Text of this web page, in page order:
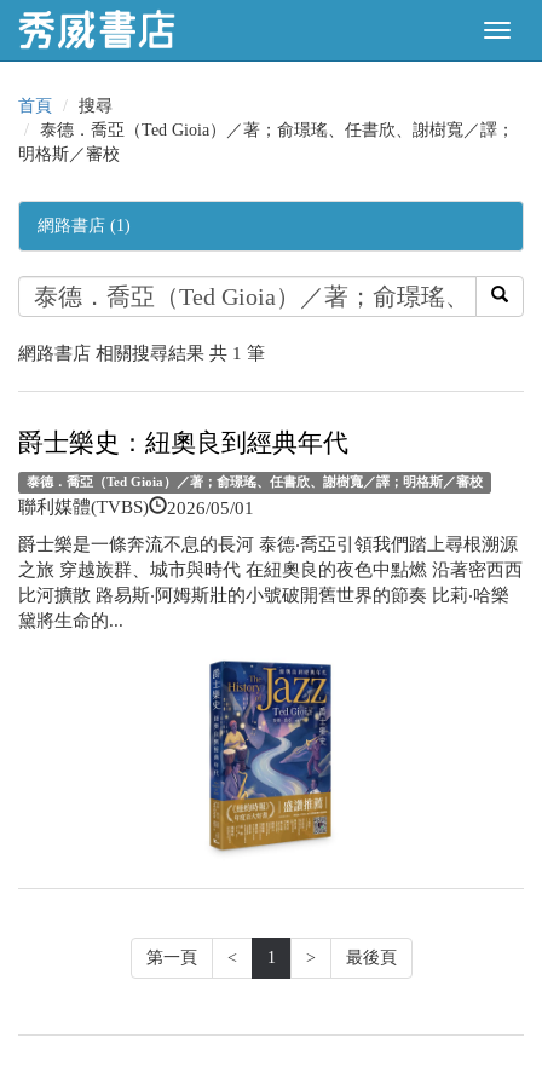
首頁
搜尋
泰德．喬亞（Ted Gioia）／著；俞璟瑤、任書欣、謝樹寬／譯；
明格斯／審校
網路書店 (1)
網路書店 相關搜尋結果 共 1 筆
爵士樂史：紐奧良到經典年代
泰德．喬亞（Ted Gioia）／著；俞璟瑤、任書欣、謝樹寬／譯；明格斯／審校
聯利媒體(TVBS) 2026/05/01
爵士樂是一條奔流不息的長河 泰德‧喬亞引領我們踏上尋根溯源
之旅 穿越族群、城市與時代 在紐奧良的夜色中點燃 沿著密西西
比河擴散 路易斯‧阿姆斯壯的小號破開舊世界的節奏 比莉‧哈樂
黛將生命的...
第一頁 < 1 > 最後頁